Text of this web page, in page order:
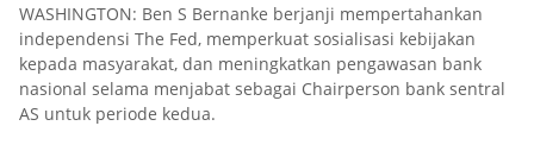
WASHINGTON: Ben S Bernanke berjanji mempertahankan
independensi The Fed, memperkuat sosialisasi kebijakan
kepada masyarakat, dan meningkatkan pengawasan bank
nasional selama menjabat sebagai Chairperson bank sentral
AS untuk periode kedua.